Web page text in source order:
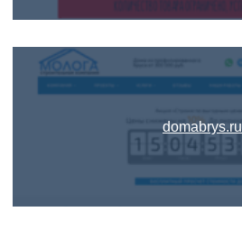
domabrys.ru